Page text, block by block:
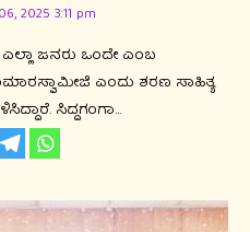
2025 3:11 pm
ಜನರು ಒಂದೇ ಎಂಬ
ಎಂದು ಶರಣ ಸಾಹಿತ್ಯ
ಸಿದ್ದಗಂಗಾ…